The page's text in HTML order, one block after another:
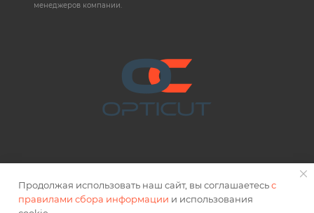
менеджеров компании.
2026 © OPTICUT
Продолжая использовать наш сайт, вы соглашаетесьс
правилами сбора информации и использования